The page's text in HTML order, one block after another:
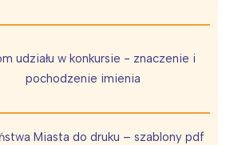
udziału w konkursie - znaczenie i
pochodzenie imienia
Miasta do druku – szablony pdf